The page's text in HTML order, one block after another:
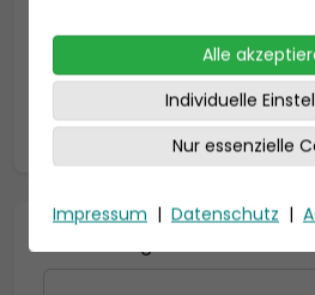
* = Pflichtfelder
Alle
Individuelle
Nur essenzielle
Impressum | Datenschutz |